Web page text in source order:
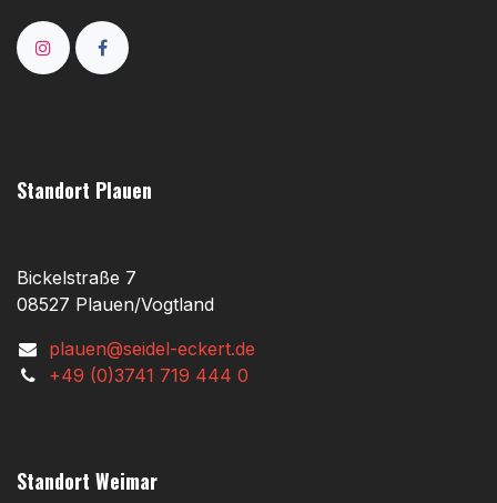
Standort Plauen
Bickelstraße 7
08527 Plauen/Vogtland
plauen@seidel-eckert.de
+49 (0)3741 719 444 0
Standort Weimar